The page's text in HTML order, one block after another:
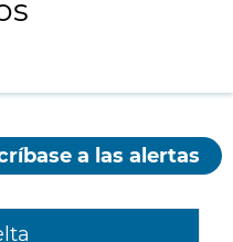
a las alertas